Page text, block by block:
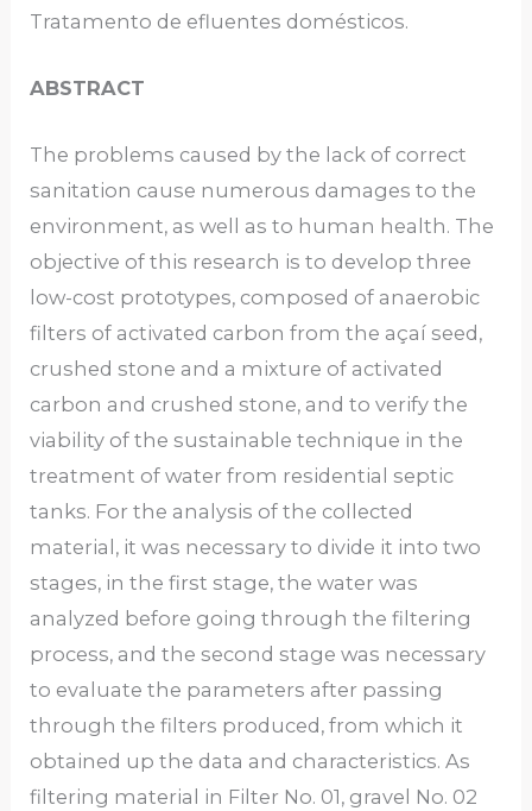
Tratamento de efluentes domésticos.
ABSTRACT
The problems caused by the lack of correct
sanitation cause numerous damages to the
environment, as well as to human health. The
objective of this research is to develop three
low-cost prototypes, composed of anaerobic
filters of activated carbon from the açaí seed,
crushed stone and a mixture of activated
carbon and crushed stone, and to verify the
viability of the sustainable technique in the
treatment of water from residential septic
tanks. For the analysis of the collected
material, it was necessary to divide it into two
stages, in the first stage, the water was
analyzed before going through the filtering
process, and the second stage was necessary
to evaluate the parameters after passing
through the filters produced, from which it
obtained up the data and characteristics. As
filtering material in Filter No. 01, gravel No. 02